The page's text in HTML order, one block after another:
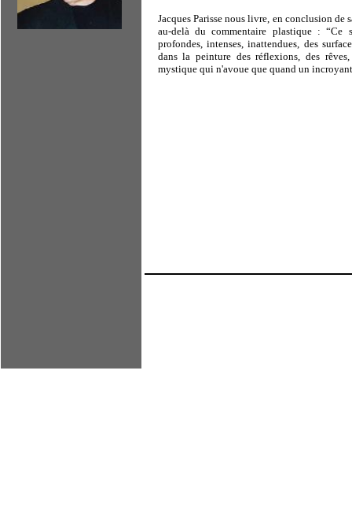
Jacques Parisse nous livre, en conclusion
au-delà du commentaire plastique : “Ce
profondes, intenses, inattendues, des
dans la peinture des réflexions, des
mystique qui n'avoue que quand un